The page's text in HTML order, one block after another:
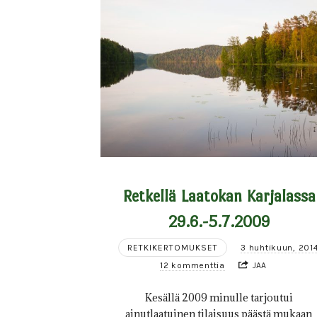
Retkellä Laatokan Karjalassa
29.6.-5.7.2009
RETKIKERTOMUKSET
3 huhtikuun,
12 kommenttia
JAA
Kesällä 2009 minulle tarjoutui
ainutlaatuinen tilaisuus päästä mukaan